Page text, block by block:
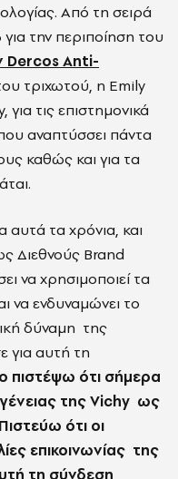
Από τη σειρά
την περιποίηση του
Dercos Anti-
τριχωτού, η Emily
τις επιστημονικά
αναπτύσσει πάντα
καθώς και για τα
τα χρόνια, και
Διεθνούς Brand
να χρησιμοποιεί τα
να ενδυναμώνει το
δύναμη της
για αυτή τη
πιστέψω ότι σήμερα
της Vichy ως
ότι οι
επικοινωνίας της
τη σύνδεση